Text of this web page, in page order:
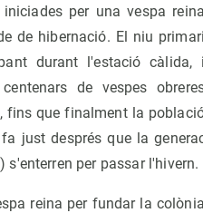
per una vespa reina
de hibernació. El niu primari
durant l'estació càlida, i
de vespes
fins que finalment la
just després que la
s'enterren per passar l'hivern.
reina per fundar la